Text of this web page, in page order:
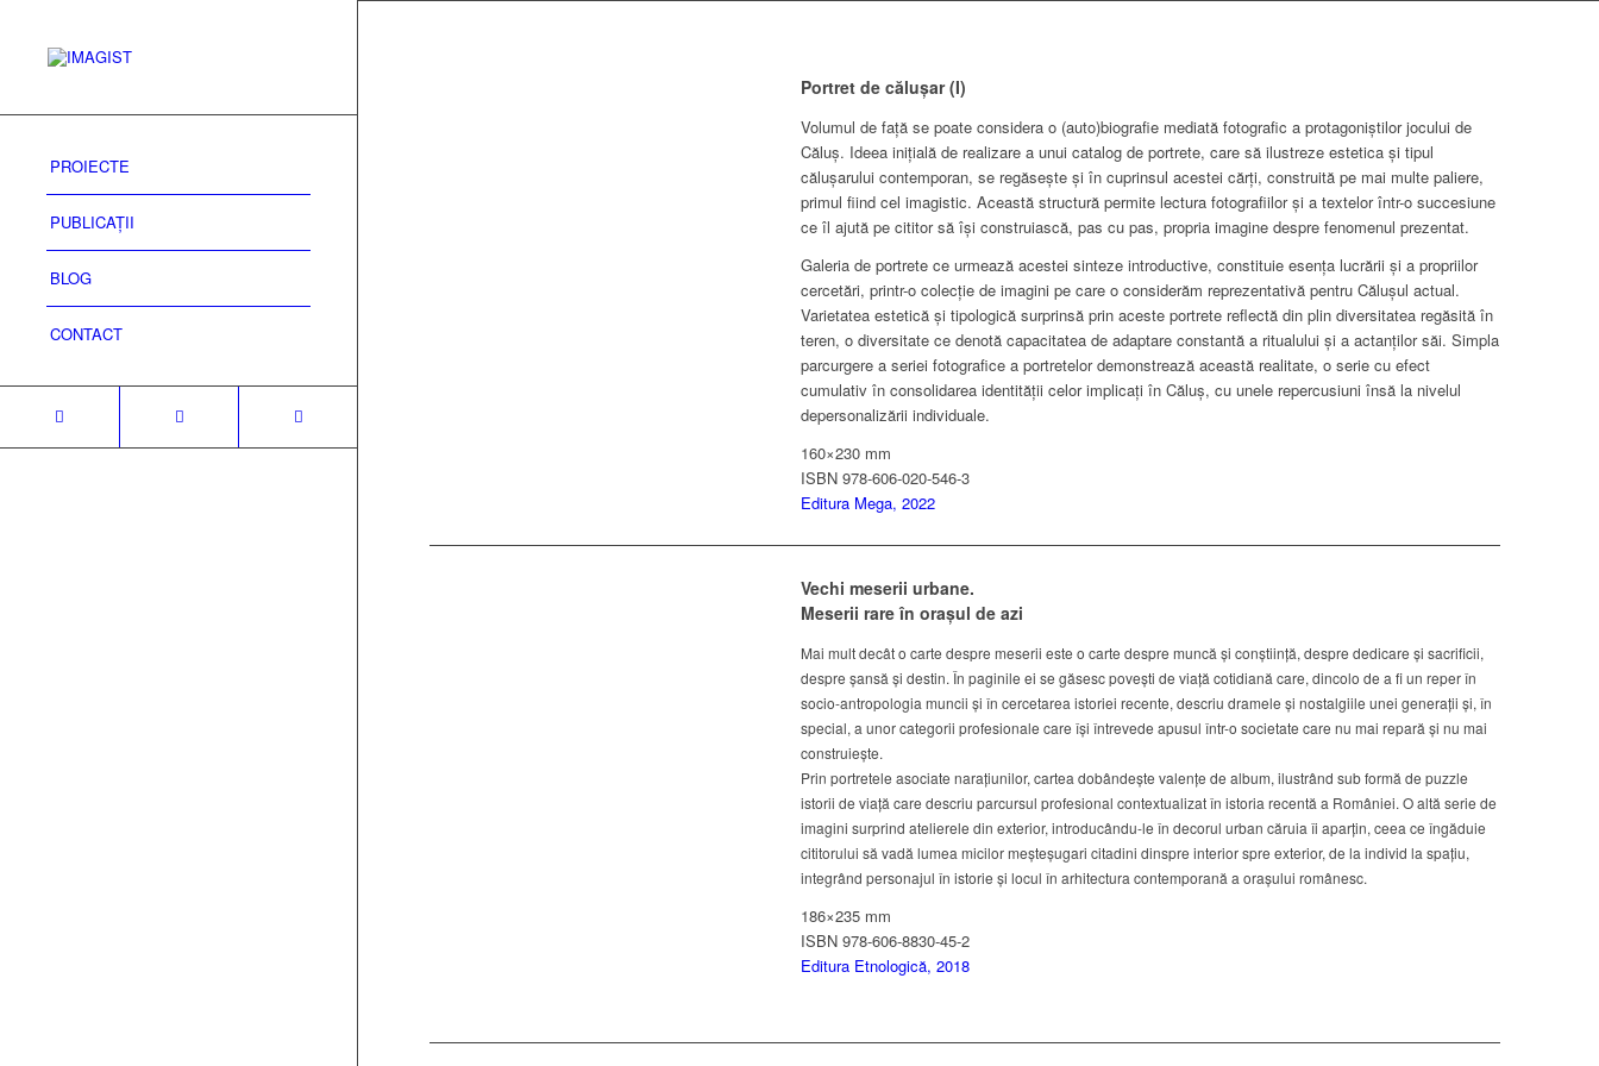
PROIECTE
PUBLICAȚII
BLOG
CONTACT
Portret de călușar (I)
Volumul de față se poate considera o (auto)biografie mediată fotografic a protagoniștilor jocului de
Căluș. Ideea inițială de realizare a unui catalog de portrete, care să ilustreze estetica și tipul
călușarului contemporan, se regăsește și în cuprinsul acestei cărți, construită pe mai multe paliere,
primul fiind cel imagistic. Această structură permite lectura fotografiilor și a textelor într-o succesiune
ce îl ajută pe cititor să își construiască, pas cu pas, propria imagine despre fenomenul prezentat.
Galeria de portrete ce urmează acestei sinteze introductive, constituie esența lucrării și a propriilor
cercetări, printr-o colecție de imagini pe care o considerăm reprezentativă pentru Călușul actual.
Varietatea estetică și tipologică surprinsă prin aceste portrete reflectă din plin diversitatea regăsită în
teren, o diversitate ce denotă capacitatea de adaptare constantă a ritualului și a actanților săi. Simpla
parcurgere a seriei fotografice a portretelor demonstrează această realitate, o serie cu efect
cumulativ în consolidarea identității celor implicați în Căluș, cu unele repercusiuni însă la nivelul
depersonalizării individuale.
160×230 mm
ISBN 978-606-020-546-3
Editura Mega, 2022
Vechi meserii urbane.
Meserii rare în orașul de azi
Mai mult decât o carte despre meserii este o carte despre muncă și conștiință, despre dedicare și sacrificii,
despre șansă și destin. În paginile ei se găsesc povești de viață cotidiană care, dincolo de a fi un reper în
socio-antropologia muncii și în cercetarea istoriei recente, descriu dramele și nostalgiile unei generații și, în
special, a unor categorii profesionale care își întrevede apusul într-o societate care nu mai repară și nu mai
construiește.
Prin portretele asociate narațiunilor, cartea dobândește valențe de album, ilustrând sub formă de puzzle
istorii de viață care descriu parcursul profesional contextualizat în istoria recentă a României. O altă serie de
imagini surprind atelierele din exterior, introducându-le în decorul urban căruia îi aparțin, ceea ce îngăduie
cititorului să vadă lumea micilor meșteșugari citadini dinspre interior spre exterior, de la individ la spațiu,
integrând personajul în istorie și locul în arhitectura contemporană a orașului românesc.
186×235 mm
ISBN 978-606-8830-45-2
Editura Etnologică, 2018